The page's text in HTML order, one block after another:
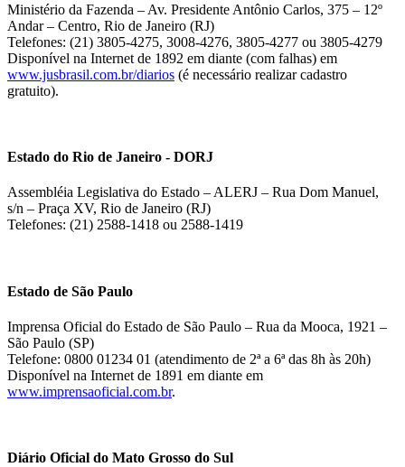
Ministério da Fazenda – Av. Presidente Antônio Carlos, 375 – 12º
Andar – Centro, Rio de Janeiro (RJ)
Telefones: (21) 3805-4275, 3008-4276, 3805-4277 ou 3805-4279
Disponível na Internet de 1892 em diante (com falhas) em
www.jusbrasil.com.br/diarios (é necessário realizar cadastro
gratuito).
Estado do Rio de Janeiro - DORJ
Assembléia Legislativa do Estado – ALERJ – Rua Dom Manuel,
s/n – Praça XV, Rio de Janeiro (RJ)
Telefones: (21) 2588-1418 ou 2588-1419
Estado de São Paulo
Imprensa Oficial do Estado de São Paulo – Rua da Mooca, 1921 –
São Paulo (SP)
Telefone: 0800 01234 01 (atendimento de 2ª a 6ª das 8h às 20h)
Disponível na Internet de 1891 em diante em
www.imprensaoficial.com.br.
Diário Oficial do Mato Grosso do Sul